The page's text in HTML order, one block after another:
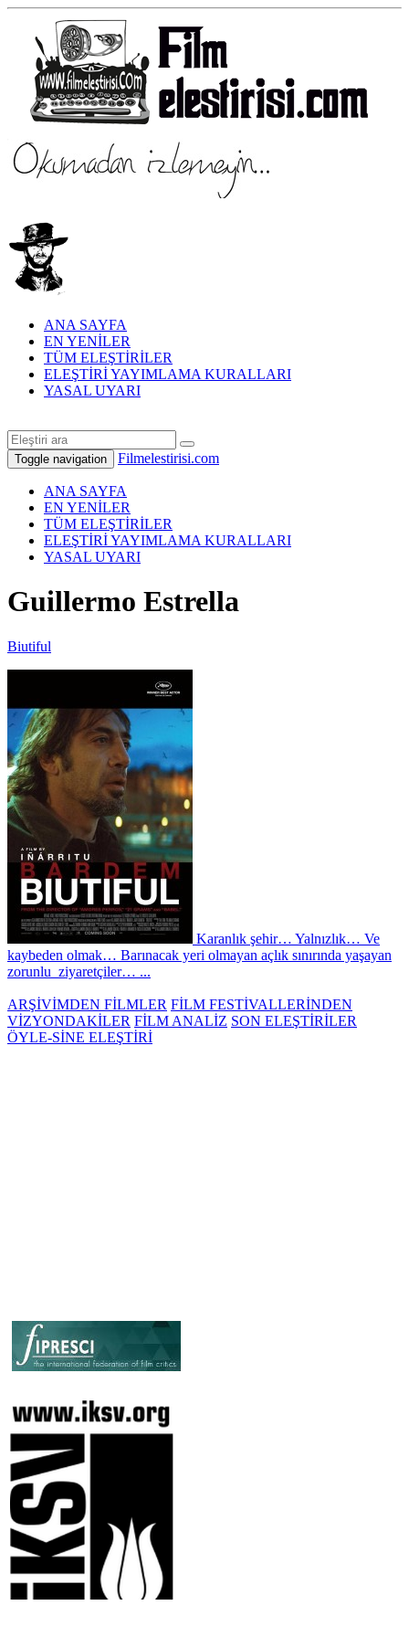
ANA SAYFA
EN YENİLER
TÜM ELEŞTİRİLER
ELEŞTİRİ YAYIMLAMA KURALLARI
YASAL UYARI
Toggle navigation Filmelestirisi.com
ANA SAYFA
EN YENİLER
TÜM ELEŞTİRİLER
ELEŞTİRİ YAYIMLAMA KURALLARI
YASAL UYARI
Guillermo Estrella
Biutiful
Karanlık şehir… Yalnızlık… Ve
kaybeden olmak… Barınacak yeri olmayan açlık sınırında yaşayan
zorunlu ziyaretçiler… ...
ARŞİVİMDEN FİLMLER FİLM FESTİVALLERİNDEN
VİZYONDAKİLER FİLM ANALİZ SON ELEŞTİRİLER
ÖYLE-SİNE ELEŞTİRİ